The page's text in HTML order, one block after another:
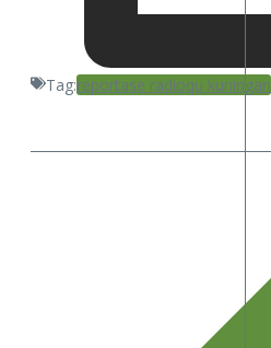
Tag:reportase radioqu kuningan